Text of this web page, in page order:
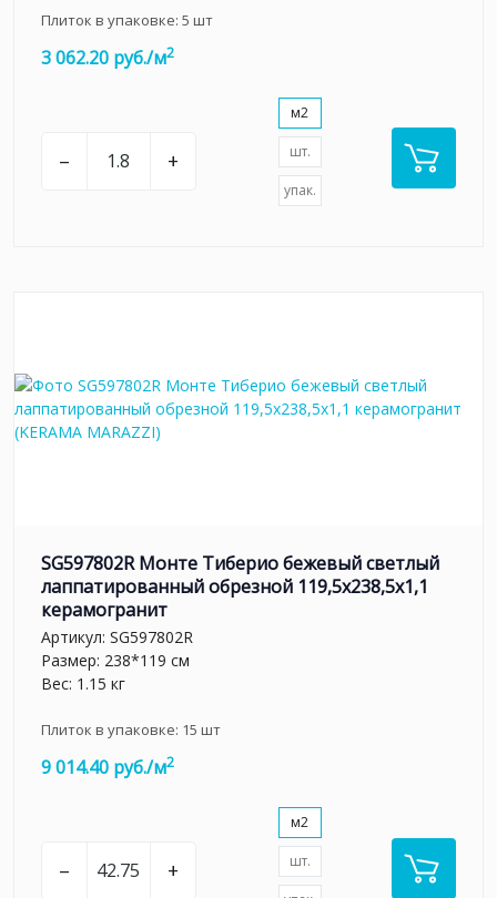
Плиток в упаковке: 5 шт
3 062.20 руб./м2
– +
м2
шт.
упак.
SG597802R Монте Тиберио бежевый светлый
лаппатированный обрезной 119,5x238,5x1,1
керамогранит
Артикул: SG597802R
Размер: 238*119 см
Вес: 1.15 кг
Плиток в упаковке: 15 шт
9 014.40 руб./м2
– +
м2
шт.